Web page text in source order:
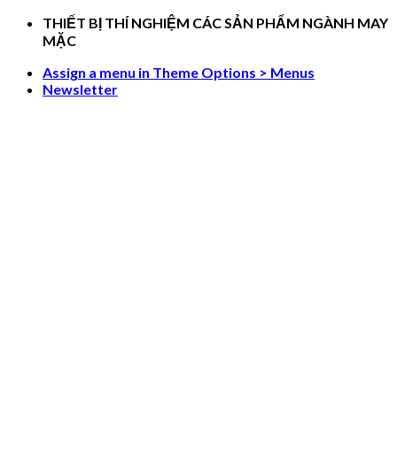
Skip
THIẾT BỊ THÍ NGHIỆM CÁC SẢN PHẨM NGÀNH MAY
MẶC
Assign a menu in Theme Options > Menus
Newsletter